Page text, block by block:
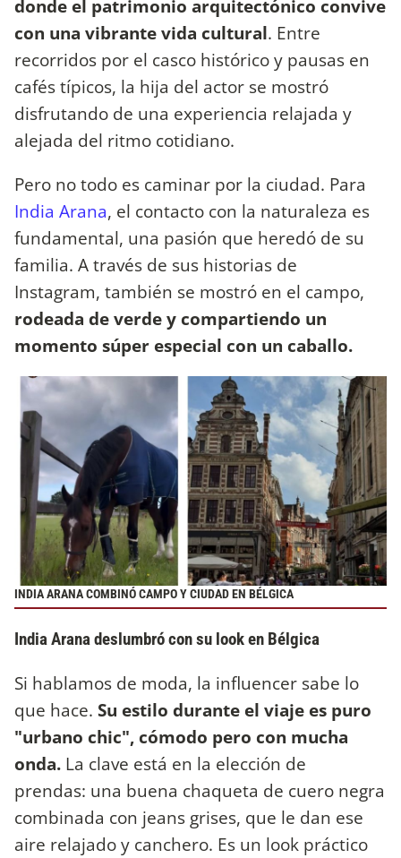
donde el patrimonio arquitectónico convive
con una vibrante vida cultural. Entre
recorridos por el casco histórico y pausas en
cafés típicos, la hija del actor se mostró
disfrutando de una experiencia relajada y
alejada del ritmo cotidiano.
Pero no todo es caminar por la ciudad. Para
India Arana, el contacto con la naturaleza es
fundamental, una pasión que heredó de su
familia. A través de sus historias de
Instagram, también se mostró en el campo,
rodeada de verde y compartiendo un
momento súper especial con un caballo.
INDIA ARANA COMBINÓ CAMPO Y CIUDAD EN BÉLGICA
India Arana deslumbró con su look en Bélgica
Si hablamos de moda, la influencer sabe lo
que hace. Su estilo durante el viaje es puro
"urbano chic", cómodo pero con mucha
onda. La clave está en la elección de
prendas: una buena chaqueta de cuero negra
combinada con jeans grises, que le dan ese
aire relajado y canchero. Es un look práctico